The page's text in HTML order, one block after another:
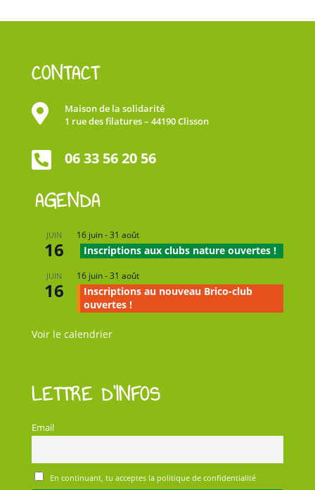
CONTACT

Maison de la solidarité
1 rue des filatures – 44190 Clisson
 06 33 56 20 56
AGENDA
JUIN
16
16 juin-31 août
Inscriptions aux clubs nature ouvertes !
JUIN
16
16 juin-31 août
Inscriptions au nouveau Brico-club
ouvertes !
Voir le calendrier
LETTRE D’INFOS
Email
En continuant, tu acceptes la politique de confidentialité